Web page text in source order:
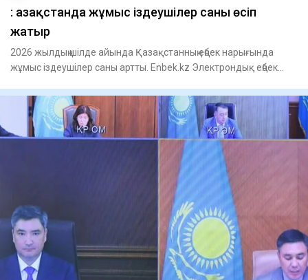
: Қазақстанда жұмыс іздеушілер саны өсіп
жатыр
2026 жылдың шілде айында Қазақстанның еңбек нарығында
жұмыс іздеушілер саны артты. Enbek.kz Электрондық еңбек